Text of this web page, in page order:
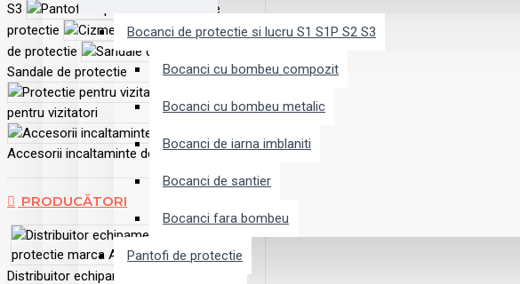
Bocanci de protectie si lucru S1 S1P S2 S3
Bocanci cu bombeu compozit
Bocanci cu bombeu metalic
Bocanci de iarna imblaniti
Bocanci de santier
Bocanci fara bombeu
Pantofi de protectie
S3
Pantofi de
protectie
Cizme
de protectie
Sandale de protectie
pentru vizitatori
Accesorii incaltaminte de protectie
PRODUCĂTORI
Distribuitor echipamente de protectie